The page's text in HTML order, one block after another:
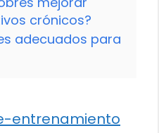
crónicos?
adecuados para
entrenamiento